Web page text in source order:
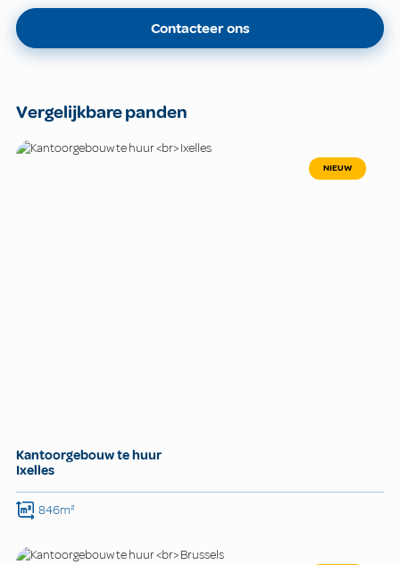
Contacteer ons
Vergelijkbare panden
NIEUW
Kantoorgebouw te huur
Ixelles
846m²